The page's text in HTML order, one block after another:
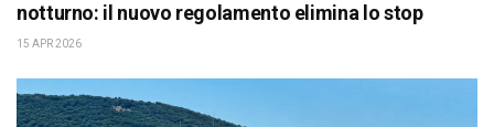
notturno: il nuovo regolamento elimina lo stop
15 APR 2026